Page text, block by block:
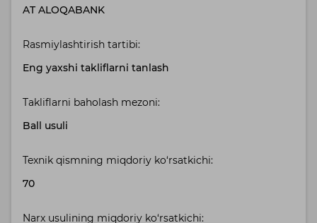
AT ALOQABANK
Rasmiylashtirish tartibi:
Eng yaxshi takliflarni tanlash
Takliflarni baholash mezoni:
Ball usuli
Texnik qismning miqdoriy ko‘rsatkichi:
70
Narx usulining miqdoriy ko‘rsatkichi: